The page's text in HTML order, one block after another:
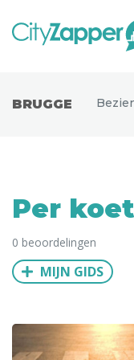
Europa
Noord-Amerika
Azië
Uitgelichte
BRUGGE
Per
0 beoordelingen
MIJN GIDS